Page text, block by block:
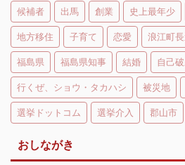
候補者 出馬 創業 史上最年少
地方移住 子育て 恋愛 浪江町
福島県 福島県知事 結婚 自己
行くぜ、ショウ・タカハシ 被災地
選挙ドットコム 選挙介入 郡山市
おしながき